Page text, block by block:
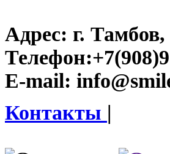
Адрес: г.
Телефон:
E-mail:
Контакты |